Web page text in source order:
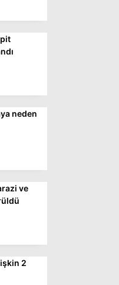
WhatsApp İhbar
Facebook
neden
ve
2